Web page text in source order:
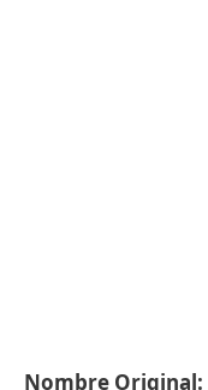
Nombre Original: